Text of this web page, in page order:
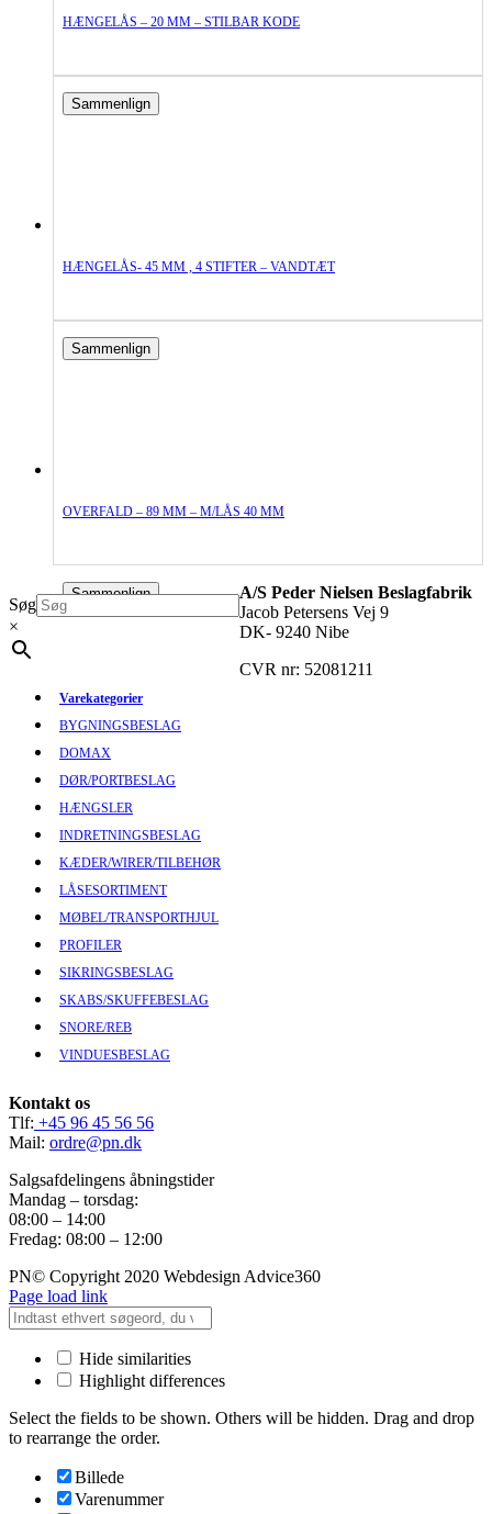
HÆNGELÅS – 20 MM – STILBAR KODE
Sammenlign
HÆNGELÅS- 45 MM , 4 STIFTER – VANDTÆT
Sammenlign
OVERFALD – 89 MM – M/LÅS 40 MM
Sammenlign
Søg
×
Varekategorier
BYGNINGSBESLAG
DOMAX
DØR/PORTBESLAG
HÆNGSLER
INDRETNINGSBESLAG
KÆDER/WIRER/TILBEHØR
LÅSESORTIMENT
MØBEL/TRANSPORTHJUL
PROFILER
SIKRINGSBESLAG
SKABS/SKUFFEBESLAG
SNORE/REB
VINDUESBESLAG
A/S Peder Nielsen Beslagfabrik
Jacob Petersens Vej 9
DK- 9240 Nibe
CVR nr: 52081211
Kontakt os
Tlf: +45 96 45 56 56
Mail: ordre@pn.dk
Salgsafdelingens åbningstider
Mandag – torsdag:
08:00 – 14:00
Fredag: 08:00 – 12:00
PN© Copyright 2020 Webdesign Advice360
Page load link
Hide similarities
Highlight differences
Select the fields to be shown. Others will be hidden. Drag and drop
to rearrange the order.
Billede
Varenummer